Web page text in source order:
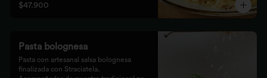
$47.900
Pasta bolognesa
Pasta con artesanal salsa bolognesa
finalizada con Straciatela.